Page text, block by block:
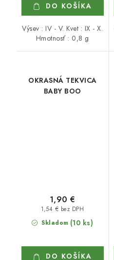
DO KOŠÍKA
Výsev : IV - V. Kvet : IX - X.
Hmotnosť : 0,8 g
OKRASNÁ TEKVICA
BABY BOO
Skladom (10 ks)
1,54 € bez DPH
1,90 €
DO KOŠÍKA